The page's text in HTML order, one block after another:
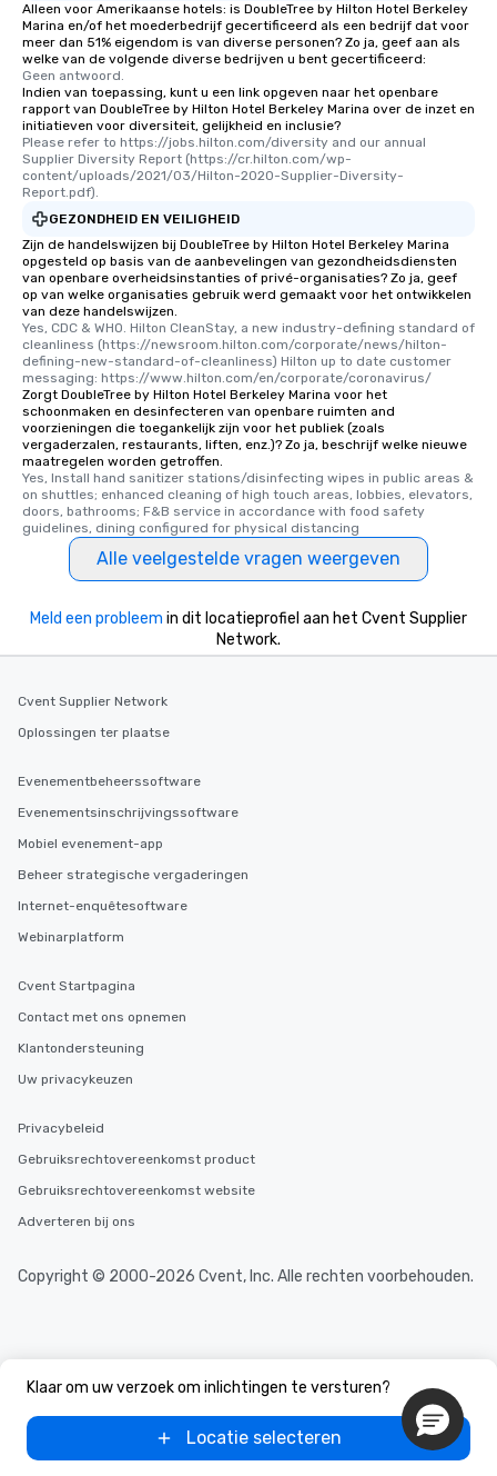
Alleen voor Amerikaanse hotels: is DoubleTree by Hilton Hotel Berkeley
Marina en/of het moederbedrijf gecertificeerd als een bedrijf dat voor
meer dan 51% eigendom is van diverse personen? Zo ja, geef aan als
welke van de volgende diverse bedrijven u bent gecertificeerd:
Geen antwoord.
Indien van toepassing, kunt u een link opgeven naar het openbare
rapport van DoubleTree by Hilton Hotel Berkeley Marina over de inzet en
initiatieven voor diversiteit, gelijkheid en inclusie?
Please refer to https://jobs.hilton.com/diversity and our annual
Supplier Diversity Report (https://cr.hilton.com/wp-
content/uploads/2021/03/Hilton-2020-Supplier-Diversity-
Report.pdf).
GEZONDHEID EN VEILIGHEID
Zijn de handelswijzen bij DoubleTree by Hilton Hotel Berkeley Marina
opgesteld op basis van de aanbevelingen van gezondheidsdiensten
van openbare overheidsinstanties of privé-organisaties? Zo ja, geef
op van welke organisaties gebruik werd gemaakt voor het ontwikkelen
van deze handelswijzen.
Yes, CDC & WHO. Hilton CleanStay, a new industry-defining standard of
cleanliness (https://newsroom.hilton.com/corporate/news/hilton-
defining-new-standard-of-cleanliness) Hilton up to date customer
messaging: https://www.hilton.com/en/corporate/coronavirus/
Zorgt DoubleTree by Hilton Hotel Berkeley Marina voor het
schoonmaken en desinfecteren van openbare ruimten and
voorzieningen die toegankelijk zijn voor het publiek (zoals
vergaderzalen, restaurants, liften, enz.)? Zo ja, beschrijf welke nieuwe
maatregelen worden getroffen.
Yes, Install hand sanitizer stations/disinfecting wipes in public areas &
on shuttles; enhanced cleaning of high touch areas, lobbies, elevators,
doors, bathrooms; F&B service in accordance with food safety
guidelines, dining configured for physical distancing
Alle veelgestelde vragen weergeven
Klaar om uw verzoek om inlichtingen te versturen?
Locatie selecteren
Meld een probleem in dit locatieprofiel aan het Cvent Supplier
Network.
Cvent Supplier Network
Oplossingen ter plaatse
Evenementbeheerssoftware
Evenementsinschrijvingssoftware
Mobiel evenement-app
Beheer strategische vergaderingen
Internet-enquêtesoftware
Webinarplatform
Cvent Startpagina
Contact met ons opnemen
Klantondersteuning
Uw privacykeuzen
Privacybeleid
Gebruiksrechtovereenkomst product
Gebruiksrechtovereenkomst website
Adverteren bij ons
Copyright © 2000-2026 Cvent, Inc. Alle rechten voorbehouden.